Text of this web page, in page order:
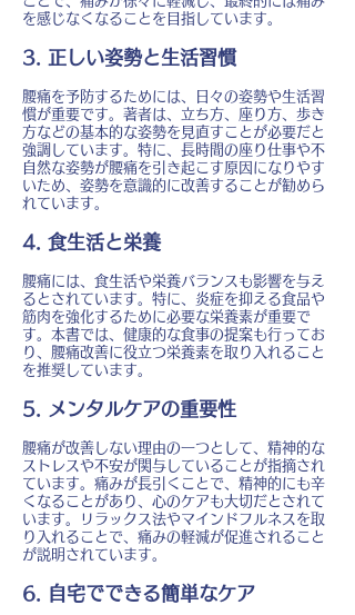
を感じなくなることを目指しています。
3. 正しい姿勢と生活習慣
腰痛を予防するためには、日々の姿勢や生活習
慣が重要です。著者は、立ち方、座り方、歩き
方などの基本的な姿勢を見直すことが必要だと
強調しています。特に、長時間の座り仕事や不
自然な姿勢が腰痛を引き起こす原因になりやす
いため、姿勢を意識的に改善することが勧めら
れています。
4. 食生活と栄養
腰痛には、食生活や栄養バランスも影響を与え
るとされています。特に、炎症を抑える食品や
筋肉を強化するために必要な栄養素が重要で
す。本書では、健康的な食事の提案も行ってお
り、腰痛改善に役立つ栄養素を取り入れること
を推奨しています。
5. メンタルケアの重要性
腰痛が改善しない理由の一つとして、精神的な
ストレスや不安が関与していることが指摘され
ています。痛みが長引くことで、精神的にも辛
くなることがあり、心のケアも大切だとされて
います。リラックス法やマインドフルネスを取
り入れることで、痛みの軽減が促進されること
が説明されています。
6. 自宅でできる簡単なケア